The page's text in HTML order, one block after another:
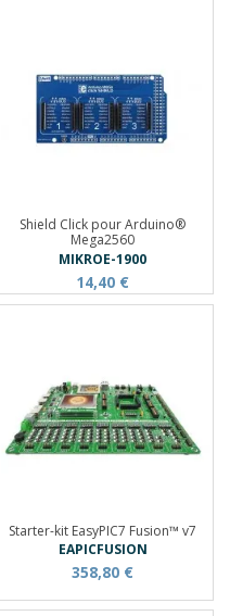
Shield Click pour Arduino®
Mega2560
MIKROE-1900
14,40 €
Starter-kit EasyPIC7 Fusion™ v7
EAPICFUSION
358,80 €